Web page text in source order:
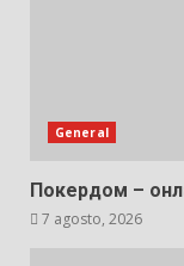
General
Покердом –
7 agosto, 2026